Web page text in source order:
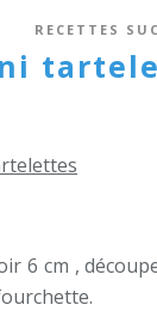
RECETTES
6 cm ,